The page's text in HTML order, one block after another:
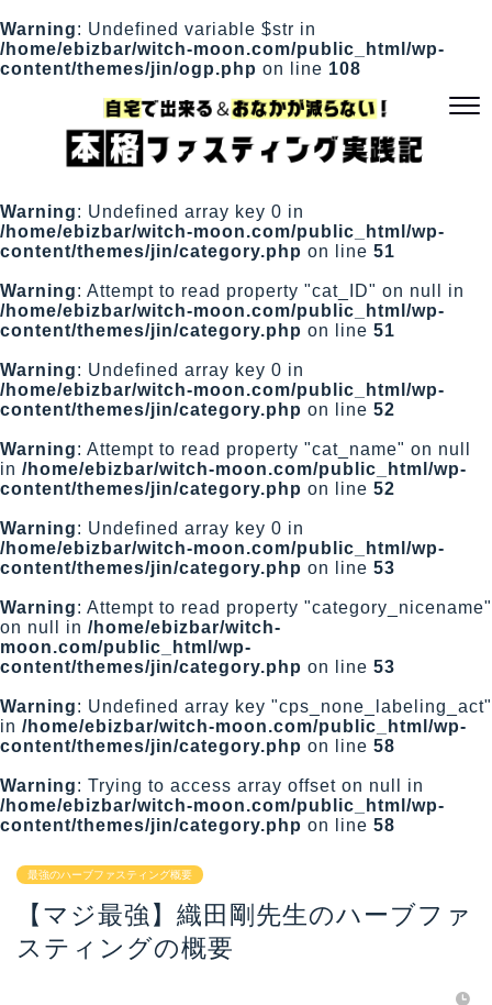
Warning: Undefined variable $str in
/home/ebizbar/witch-moon.com/public_html/wp-
content/themes/jin/ogp.php on line 108
Warning: Undefined array key 0 in
/home/ebizbar/witch-moon.com/public_html/wp-
content/themes/jin/category.php on line 51
Warning: Attempt to read property "cat_ID" on null in
/home/ebizbar/witch-moon.com/public_html/wp-
content/themes/jin/category.php on line 51
Warning: Undefined array key 0 in
/home/ebizbar/witch-moon.com/public_html/wp-
content/themes/jin/category.php on line 52
Warning: Attempt to read property "cat_name" on null
in /home/ebizbar/witch-moon.com/public_html/wp-
content/themes/jin/category.php on line 52
Warning: Undefined array key 0 in
/home/ebizbar/witch-moon.com/public_html/wp-
content/themes/jin/category.php on line 53
Warning: Attempt to read property "category_nicename"
on null in /home/ebizbar/witch-
moon.com/public_html/wp-
content/themes/jin/category.php on line 53
Warning: Undefined array key "cps_none_labeling_act"
in /home/ebizbar/witch-moon.com/public_html/wp-
content/themes/jin/category.php on line 58
Warning: Trying to access array offset on null in
/home/ebizbar/witch-moon.com/public_html/wp-
content/themes/jin/category.php on line 58
最強のハーブファスティング概要
【マジ最強】織田剛先生のハーブファ
スティングの概要